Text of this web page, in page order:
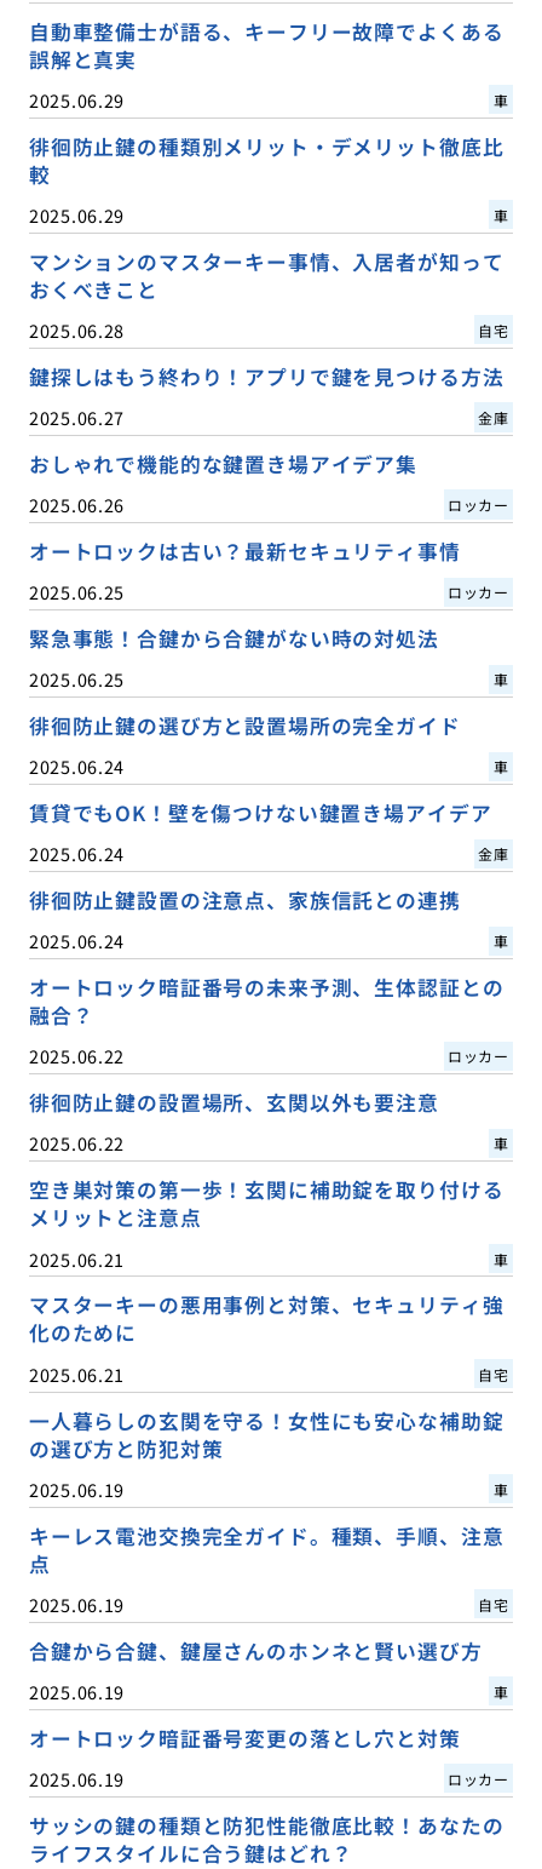
自動車整備士が語る、キーフリー故障でよくある
誤解と真実
2025.06.29 車
徘徊防止鍵の種類別メリット・デメリット徹底比
較
2025.06.29 車
マンションのマスターキー事情、入居者が知って
おくべきこと
2025.06.28 自宅
鍵探しはもう終わり！アプリで鍵を見つける方法
2025.06.27 金庫
おしゃれで機能的な鍵置き場アイデア集
2025.06.26 ロッカー
オートロックは古い？最新セキュリティ事情
2025.06.25 ロッカー
緊急事態！合鍵から合鍵がない時の対処法
2025.06.25 車
徘徊防止鍵の選び方と設置場所の完全ガイド
2025.06.24 車
賃貸でもOK！壁を傷つけない鍵置き場アイデア
2025.06.24 金庫
徘徊防止鍵設置の注意点、家族信託との連携
2025.06.24 車
オートロック暗証番号の未来予測、生体認証との
融合？
2025.06.22 ロッカー
徘徊防止鍵の設置場所、玄関以外も要注意
2025.06.22 車
空き巣対策の第一歩！玄関に補助錠を取り付ける
メリットと注意点
2025.06.21 車
マスターキーの悪用事例と対策、セキュリティ強
化のために
2025.06.21 自宅
一人暮らしの玄関を守る！女性にも安心な補助錠
の選び方と防犯対策
2025.06.19 車
キーレス電池交換完全ガイド。種類、手順、注意
点
2025.06.19 自宅
合鍵から合鍵、鍵屋さんのホンネと賢い選び方
2025.06.19 車
オートロック暗証番号変更の落とし穴と対策
2025.06.19 ロッカー
サッシの鍵の種類と防犯性能徹底比較！あなたの
ライフスタイルに合う鍵はどれ？